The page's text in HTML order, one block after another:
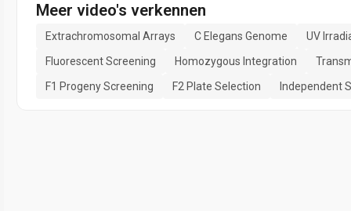
Meer video's verkennen
Extrachromosomal Arrays C Elegans Genome
UV
Fluorescent Screening
Homozygous Integration
F1 Progeny Screening
F2 Plate Selection Independent